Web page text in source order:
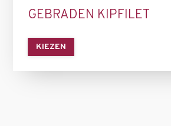
GEBRADEN KIPFILET
KIEZEN